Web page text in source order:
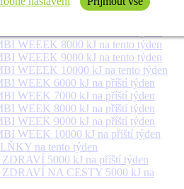
+ na tento týden
WEEEK 8000 kJ na tento týden
WEEEK 9000 kJ na tento týden
WEEEK 10000 kJ na tento týden
WEEK 6000 kJ na příští týden
WEEK 7000 kJ na příští týden
WEEK 8000 kJ na příští týden
WEEK 9000 kJ na příští týden
WEEK 10000 kJ na příští týden
na tento týden
5000 kJ na příští týden
ZDRAVÍ NA CESTY 5000 kJ na